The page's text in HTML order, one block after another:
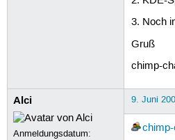
3. Noch
Gruß
chimp-
Alci
Anmeldungsdatum:
9. Juni